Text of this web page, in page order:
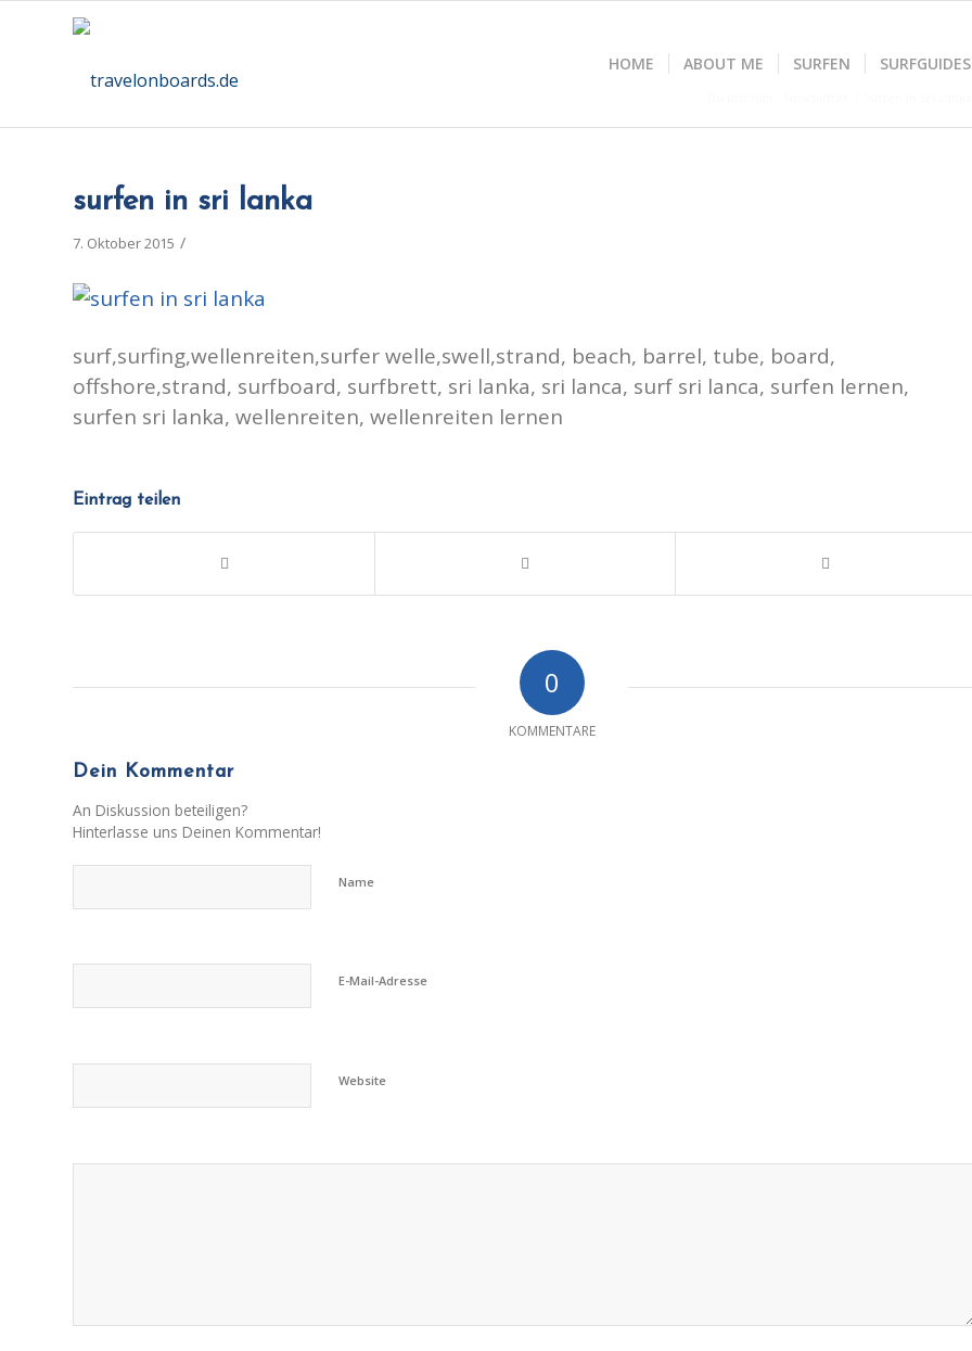
HOME ABOUT ME SURFEN SURFGUIDES
surfen in sri lanka
7. Oktober 2015 /
surf,surfing,wellenreiten,surfer welle,swell,strand, beach, barrel, tube, board,
offshore,strand, surfboard, surfbrett, sri lanka, sri lanca, surf sri lanca, surfen lernen,
surfen sri lanka, wellenreiten, wellenreiten lernen
Eintrag teilen
0
KOMMENTARE
Dein Kommentar
An Diskussion beteiligen?
Hinterlasse uns Deinen Kommentar!
Name
E-Mail-Adresse
Website